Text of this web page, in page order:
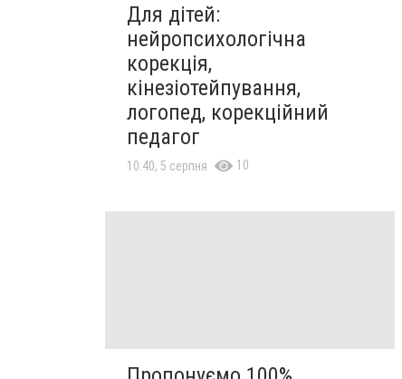
Для дітей:
нейропсихологічна
корекція,
кінезіотейпування,
логопед, корекційний
педагог
10:40, 5 серпня 10